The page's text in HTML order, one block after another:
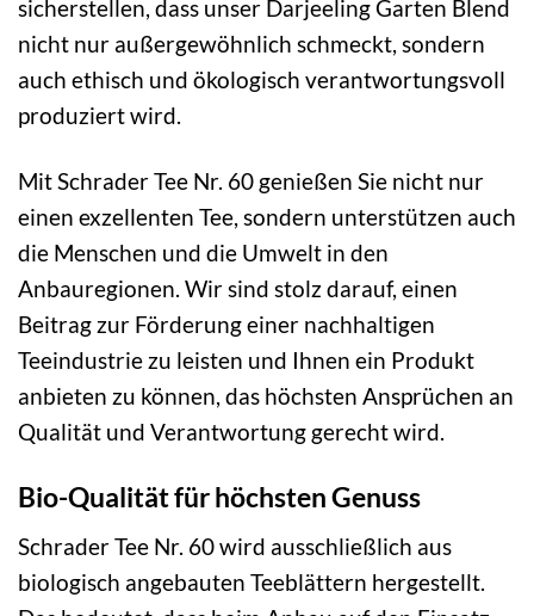
sicherstellen, dass unser Darjeeling Garten Blend
nicht nur außergewöhnlich schmeckt, sondern
auch ethisch und ökologisch verantwortungsvoll
produziert wird.
Mit Schrader Tee Nr. 60 genießen Sie nicht nur
einen exzellenten Tee, sondern unterstützen auch
die Menschen und die Umwelt in den
Anbauregionen. Wir sind stolz darauf, einen
Beitrag zur Förderung einer nachhaltigen
Teeindustrie zu leisten und Ihnen ein Produkt
anbieten zu können, das höchsten Ansprüchen an
Qualität und Verantwortung gerecht wird.
Bio-Qualität für höchsten Genuss
Schrader Tee Nr. 60 wird ausschließlich aus
biologisch angebauten Teeblättern hergestellt.